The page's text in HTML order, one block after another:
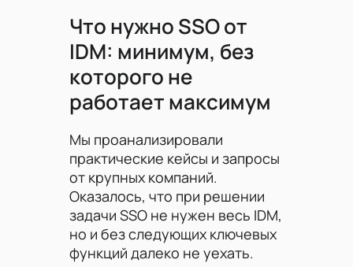
Что нужно SSO от
IDM: минимум, без
которого не
работает максимум
Мы проанализировали
практические кейсы и запросы
от крупных компаний.
Оказалось, что при решении
задачи SSO не нужен весь IDM,
но и без следующих ключевых
функций далеко не уехать.